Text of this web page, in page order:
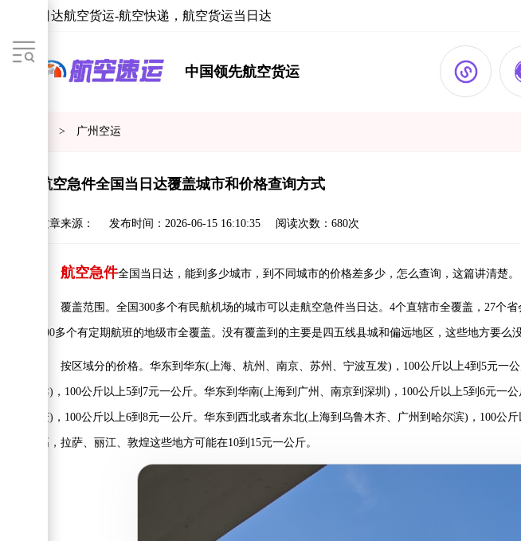
当日达航空货运-航空快递，航空货运当日达
中国领先航空货运
> 广州空运
航空急件全国当日达覆盖城市和价格查询方式
文章来源： 发布时间： 2026-06-15 16:10:35 阅读次数： 680次
航空急件全国当日达，能到多少城市，到不同城市的价格差多少，怎么查询，这篇讲清楚。
覆盖范围。全国300多个有民航机场的城市可以走航空急件当日达。4个直辖市全覆盖，27个省
200多个有定期航班的地级市全覆盖。没有覆盖到的主要是四五线县城和偏远地区，这些地方要么
按区域分的价格。华东到华东(上海、杭州、南京、苏州、宁波互发)，100公斤以上4到5元一
津)，100公斤以上5到7元一公斤。华东到华南(上海到广州、南京到深圳)，100公斤以上5到6元一
庆)，100公斤以上6到8元一公斤。华东到西北或者东北(上海到乌鲁木齐、广州到哈尔滨)，100公
高，拉萨、丽江、敦煌这些地方可能在10到15元一公斤。